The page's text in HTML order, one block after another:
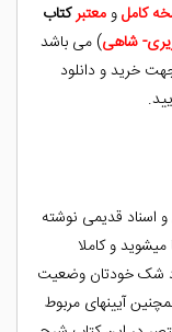
کاملومعتبرکتاب
شاهی) می باشد
خرید و دانلود
قدیمی نوشته
و کاملا
شک خودتان وضعیت
آیینهای مربوط